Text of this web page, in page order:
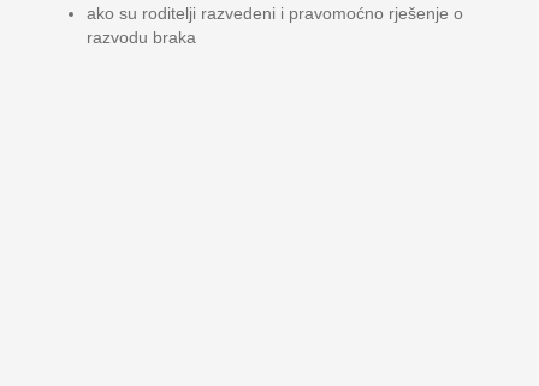
ako su roditelji razvedeni i pravomoćno rješenje o
razvodu braka